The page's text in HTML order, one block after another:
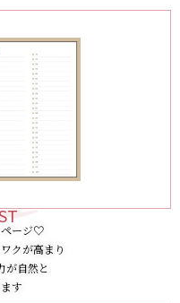
ページ♡
クが高まり
が自然と
す